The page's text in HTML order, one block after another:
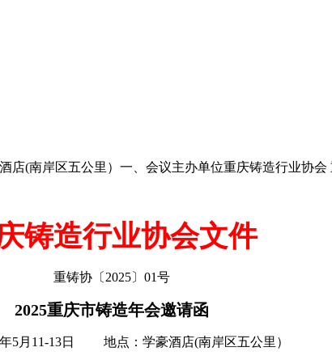
店(南岸区五公里）一、会议主办单位重庆铸造行业协会
铸造行业协会文件
重铸协〔2025〕01号
2025重庆市铸造年会邀请函
年5月11-13日 地点：学豪酒店(南岸区五公里）